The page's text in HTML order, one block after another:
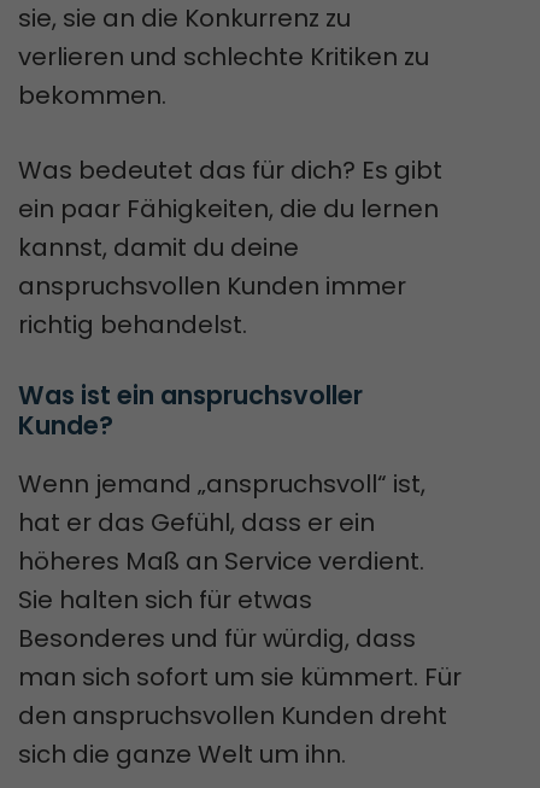
sie, sie an die Konkurrenz zu
verlieren und schlechte Kritiken zu
bekommen.
Was bedeutet das für dich? Es gibt
ein paar Fähigkeiten, die du lernen
kannst, damit du deine
anspruchsvollen Kunden immer
richtig behandelst.
Was ist ein anspruchsvoller
Kunde?
Wenn jemand „anspruchsvoll“ ist,
hat er das Gefühl, dass er ein
höheres Maß an Service verdient.
Sie halten sich für etwas
Besonderes und für würdig, dass
man sich sofort um sie kümmert. Für
den anspruchsvollen Kunden dreht
sich die ganze Welt um ihn.